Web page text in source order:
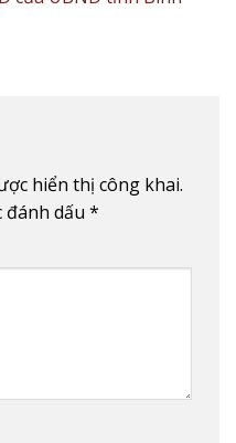
hiển thị công khai.
đánh dấu *